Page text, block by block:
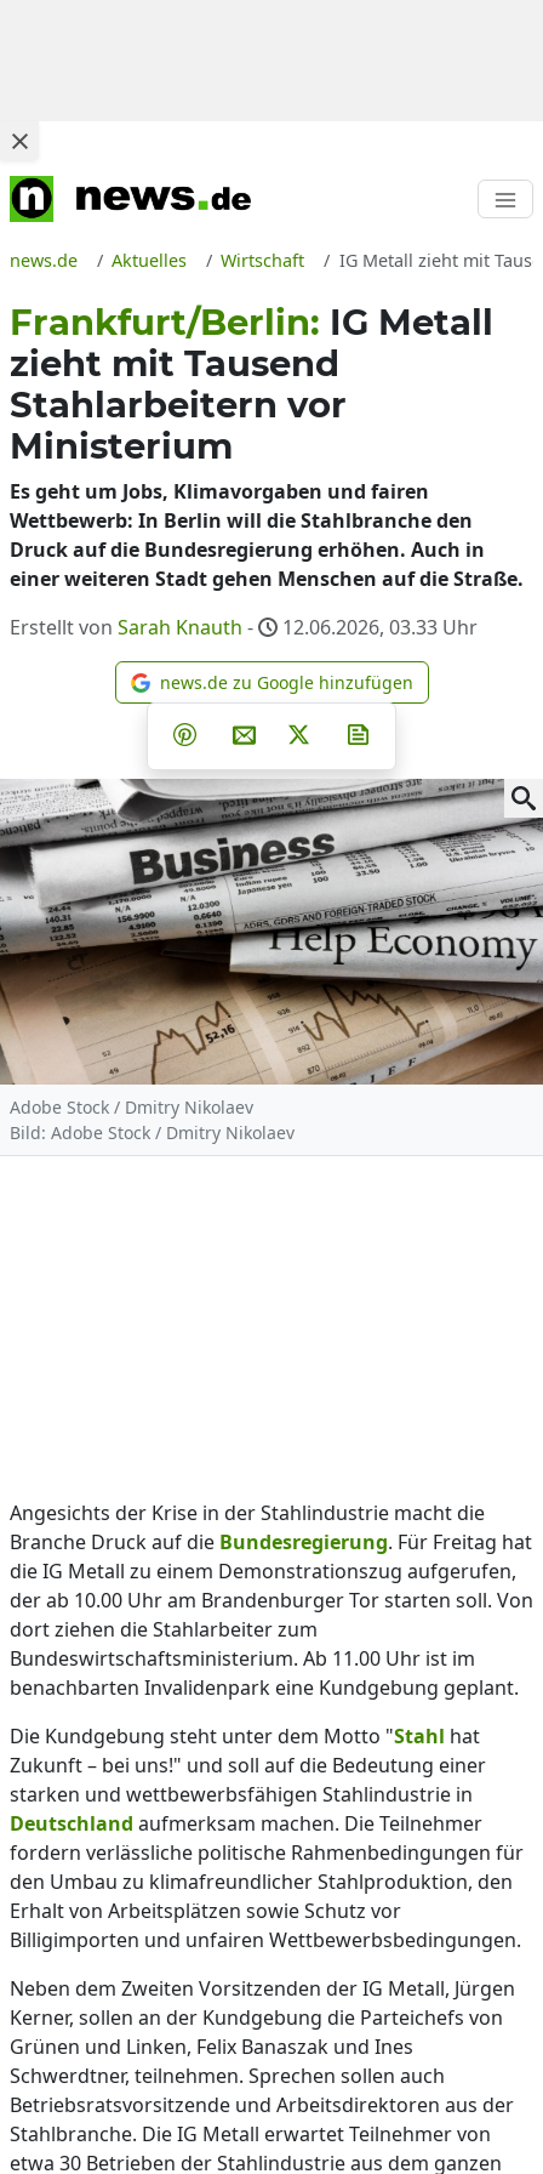
news.de Aktuelles Wirtschaft IG Metall zieht mit
Frankfurt/Berlin: IG Metall
zieht mit Tausend
Stahlarbeitern vor
Ministerium
Es geht um Jobs, Klimavorgaben und fairen
Wettbewerb: In Berlin will die Stahlbranche den
Druck auf die Bundesregierung erhöhen. Auch in
einer weiteren Stadt gehen Menschen auf die Straße.
Erstellt von Sarah Knauth - 12.06.2026, 03.33 Uhr
news.de zu Google
news.de zu Google hinzufügen
Teilen auf Facebook
Teilen auf Whatsapp
Teilen auf Telegram
Teilen auf Pinterest
Per E-Mail teilen
Post auf X
Adobe Stock / Dmitry Nikolaev
Bild: Adobe Stock / Dmitry Nikolaev
Angesichts der Krise in der Stahlindustrie macht die
Branche Druck auf die Bundesregierung. Für Freitag hat
die IG Metall zu einem Demonstrationszug aufgerufen,
der ab 10.00 Uhr am Brandenburger Tor starten soll. Von
dort ziehen die Stahlarbeiter zum
Bundeswirtschaftsministerium. Ab 11.00 Uhr ist im
benachbarten Invalidenpark eine Kundgebung geplant.
Die Kundgebung steht unter dem Motto "Stahl hat
Zukunft – bei uns!" und soll auf die Bedeutung einer
starken und wettbewerbsfähigen Stahlindustrie in
Deutschland aufmerksam machen. Die Teilnehmer
fordern verlässliche politische Rahmenbedingungen für
den Umbau zu klimafreundlicher Stahlproduktion, den
Erhalt von Arbeitsplätzen sowie Schutz vor
Billigimporten und unfairen Wettbewerbsbedingungen.
Neben dem Zweiten Vorsitzenden der IG Metall, Jürgen
Kerner, sollen an der Kundgebung die Parteichefs von
Grünen und Linken, Felix Banaszak und Ines
Schwerdtner, teilnehmen. Sprechen sollen auch
Betriebsratsvorsitzende und Arbeitsdirektoren aus der
Stahlbranche. Die IG Metall erwartet Teilnehmer von
etwa 30 Betrieben der Stahlindustrie aus dem ganzen